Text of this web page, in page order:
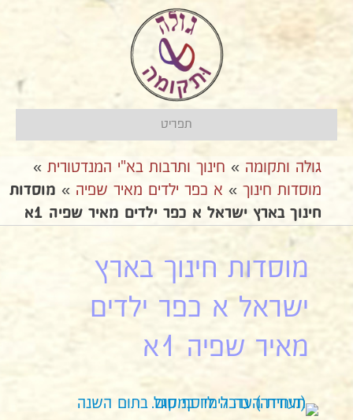
תפריט
גולה ותקומה » חינוך ותרבות בא"י המנדטורית »
מוסדות חינוך » א כפר ילדים מאיר שפיה » מוסדות
חינוך בארץ ישראל א כפר ילדים מאיר שפיה 1א
מוסדות חינוך בארץ
ישראל א כפר ילדים
מאיר שפיה 1א